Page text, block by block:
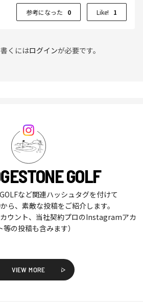
参考になった 0 Like! 1
くにはログインが必要です。
GOLF
など関連ハッシュタグを付けて
ら、素敵な投稿をご紹介します。
ウント、当社契約プロのInstagramアカ
等の投稿も含みます）
VIEW MORE